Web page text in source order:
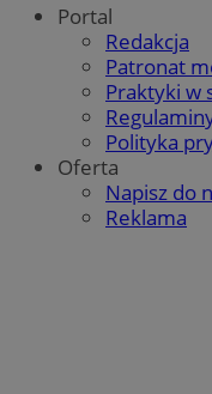
Portal
Redakcja
Patronat
Praktyki w
Polityka
Oferta
Napisz do
Reklama